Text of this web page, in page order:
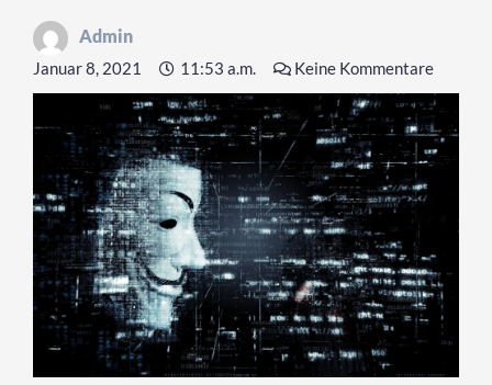
Admin
Januar 8, 2021 11:53 a.m. Keine Kommentare